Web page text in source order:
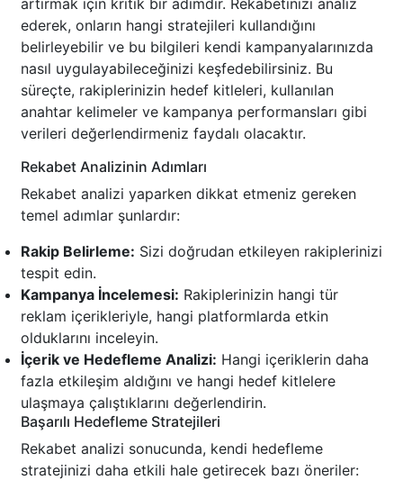
artırmak için kritik bir adımdır. Rekabetinizi analiz
ederek, onların hangi stratejileri kullandığını
belirleyebilir ve bu bilgileri kendi kampanyalarınızda
nasıl uygulayabileceğinizi keşfedebilirsiniz. Bu
süreçte, rakiplerinizin hedef kitleleri, kullanılan
anahtar kelimeler ve kampanya performansları gibi
verileri değerlendirmeniz faydalı olacaktır.
Rekabet Analizinin Adımları
Rekabet analizi yaparken dikkat etmeniz gereken
temel adımlar şunlardır:
Rakip Belirleme: Sizi doğrudan etkileyen rakiplerinizi
tespit edin.
Kampanya İncelemesi: Rakiplerinizin hangi tür
reklam içerikleriyle, hangi platformlarda etkin
olduklarını inceleyin.
İçerik ve Hedefleme Analizi: Hangi içeriklerin daha
fazla etkileşim aldığını ve hangi hedef kitlelere
ulaşmaya çalıştıklarını değerlendirin.
Başarılı Hedefleme Stratejileri
Rekabet analizi sonucunda, kendi hedefleme
stratejinizi daha etkili hale getirecek bazı öneriler: